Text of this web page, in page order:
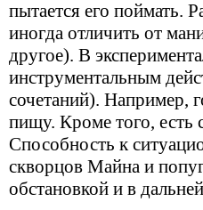
пытается его поймать.
иногда отличить от
другое). В
инструментальным
сочетаний). Например,
пищу. Кроме того, есть
Способность к
скворцов Майна и
обстановкой и в